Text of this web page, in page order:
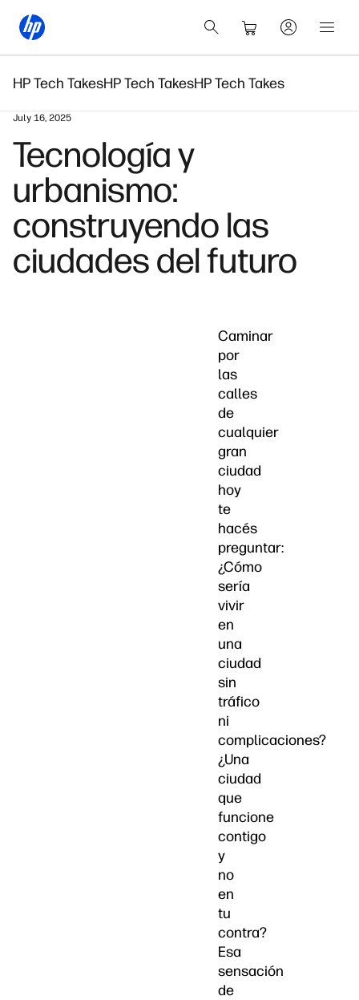
HP Tech TakesHP Tech TakesHP Tech Takes
July 16, 2025
Tecnología y
urbanismo:
construyendo las
ciudades del futuro
Caminar
por
las
calles
de
cualquier
gran
ciudad
hoy
te
hacés
preguntar:
¿Cómo
sería
vivir
en
una
ciudad
sin
tráfico
ni
complicaciones?
¿Una
ciudad
que
funcione
contigo
y
no
en
tu
contra?
Esa
sensación
de